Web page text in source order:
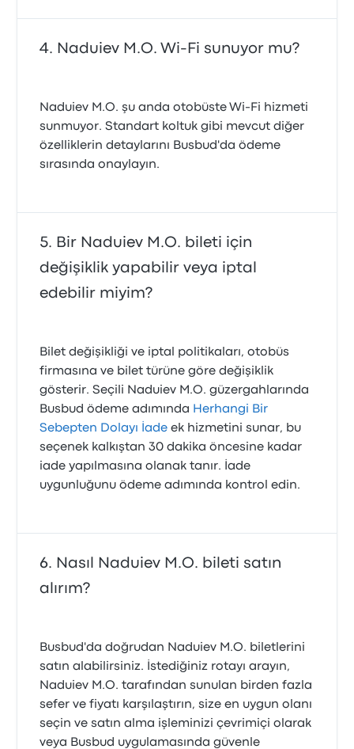
Naduiev M.O. Wi-Fi sunuyor mu?
Naduiev M.O. şu anda otobüste Wi‑Fi hizmeti
sunmuyor. Standart koltuk gibi mevcut diğer
özelliklerin detaylarını Busbud'da ödeme
sırasında onaylayın.
Bir Naduiev M.O. bileti için
değişiklik yapabilir veya iptal
edebilir miyim?
Bilet değişikliği ve iptal politikaları, otobüs
firmasına ve bilet türüne göre değişiklik
gösterir. Seçili Naduiev M.O. güzergahlarında
Busbud ödeme adımında Herhangi Bir
Sebepten Dolayı İade ek hizmetini sunar, bu
seçenek kalkıştan 30 dakika öncesine kadar
iade yapılmasına olanak tanır. İade
uygunluğunu ödeme adımında kontrol edin.
Nasıl Naduiev M.O. bileti satın
alırım?
Busbud'da doğrudan Naduiev M.O. biletlerini
satın alabilirsiniz. İstediğiniz rotayı arayın,
Naduiev M.O. tarafından sunulan birden fazla
sefer ve fiyatı karşılaştırın, size en uygun olanı
seçin ve satın alma işleminizi çevrimiçi olarak
veya Busbud uygulamasında güvenle